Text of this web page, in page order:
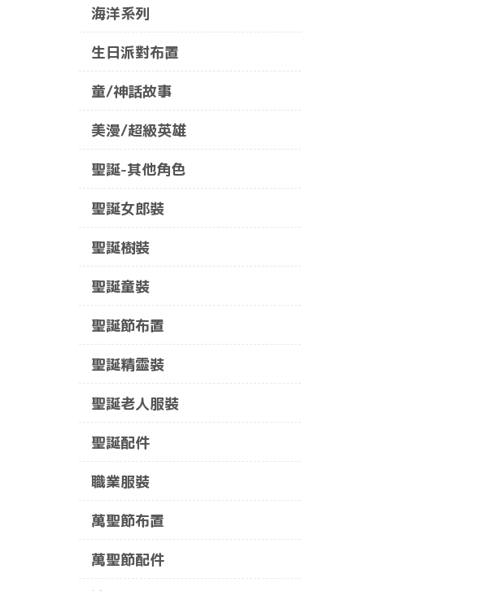
海洋系列
生日派對布置
童/神話故事
美漫/超級英雄
聖誕-其他角色
聖誕女郎裝
聖誕樹裝
聖誕童裝
聖誕節布置
聖誕精靈裝
聖誕老人服裝
聖誕配件
職業服裝
萬聖節布置
萬聖節配件